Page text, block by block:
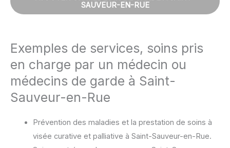
SAUVEUR-EN-RUE
Exemples de services, soins pris
en charge par un médecin ou
médecins de garde à Saint-
Sauveur-en-Rue
Prévention des maladies et la prestation de soins à
visée curative et palliative à Saint-Sauveur-en-Rue.